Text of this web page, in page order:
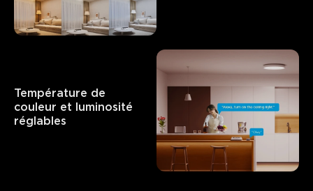
Température de
couleur et luminosité
réglables